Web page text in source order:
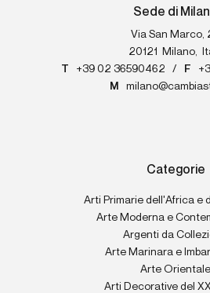
Sede di
Via San Marco,
20121
Milano,
T
+39 02 36590462 / F
M
Categorie
Arti Primarie dell'Africa e
Arte Moderna e
Argenti da
Arte Marinara e
Arte Orientale
Arti Decorative del